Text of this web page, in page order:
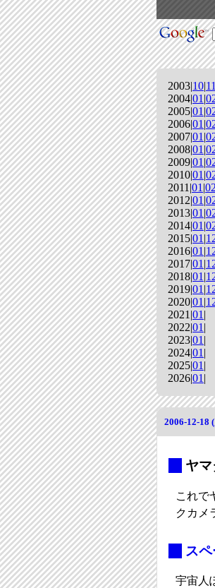
2003|10|11
2004|01 |
2005|01 |
2006|01 |
2007|01 |
2008|01 |
2009|01 |
2010|01 |
2011|01 |02
2012|01 |
2013|01 |
2014|01 |
2015|01 |
2016|01 |
2017|01 |
2018|01 |
2019|01 |
2020|01 |
2021|01 |
2022|01 |
2023|01 |
2024|01 |
2025|01 |
2026|01 |
2006-12-18
ヤ
これで
クカメ
ス
宇宙人